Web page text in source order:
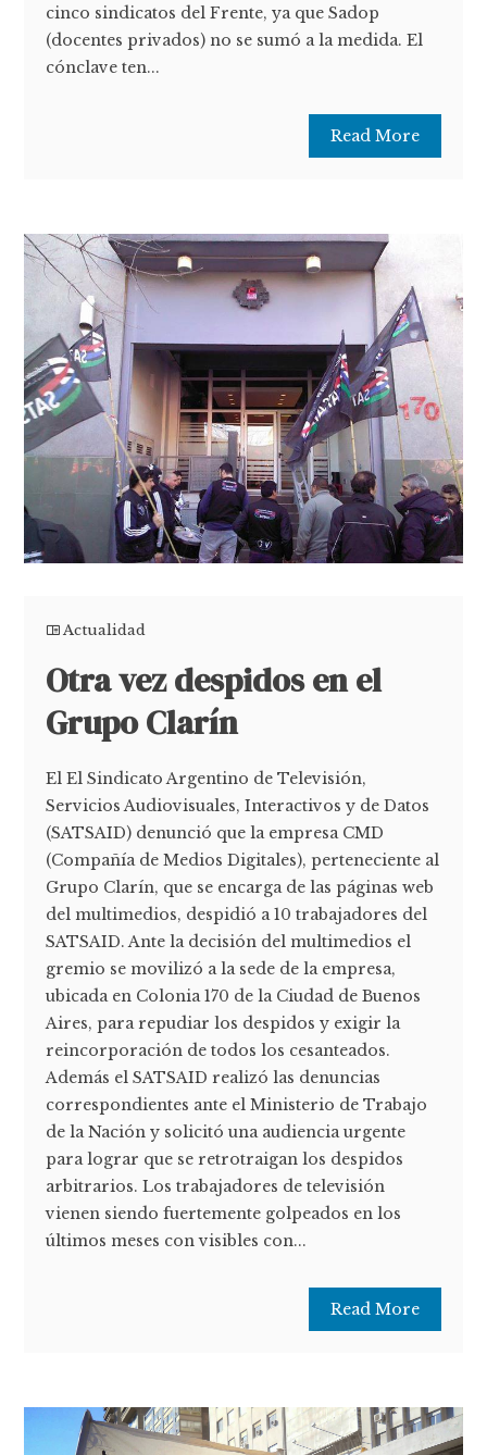
cinco sindicatos del Frente, ya que Sadop
(docentes privados) no se sumó a la medida. El
cónclave ten...
Read More
Actualidad
Otra vez despidos en el
Grupo Clarín
El El Sindicato Argentino de Televisión,
Servicios Audiovisuales, Interactivos y de Datos
(SATSAID) denunció que la empresa CMD
(Compañía de Medios Digitales), perteneciente al
Grupo Clarín, que se encarga de las páginas web
del multimedios, despidió a 10 trabajadores del
SATSAID. Ante la decisión del multimedios el
gremio se movilizó a la sede de la empresa,
ubicada en Colonia 170 de la Ciudad de Buenos
Aires, para repudiar los despidos y exigir la
reincorporación de todos los cesanteados.
Además el SATSAID realizó las denuncias
correspondientes ante el Ministerio de Trabajo
de la Nación y solicitó una audiencia urgente
para lograr que se retrotraigan los despidos
arbitrarios. Los trabajadores de televisión
vienen siendo fuertemente golpeados en los
últimos meses con visibles con...
Read More